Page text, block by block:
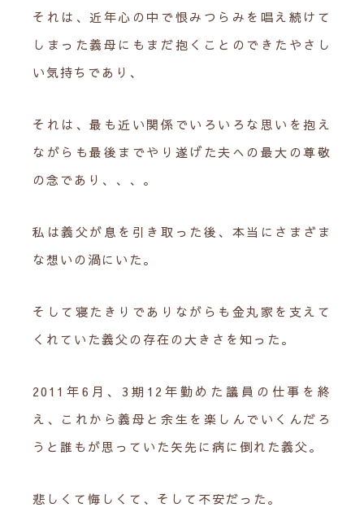
それは、近年心の中で恨みつらみを唱え続けて
しまった義母にもまだ抱くことのできたやさし
い気持ちであり、
それは、最も近い関係でいろいろな思いを抱え
ながらも最後までやり遂げた夫への最大の尊敬
の念であり、、、。
私は義父が息を引き取った後、本当にさまざま
な想いの渦にいた。
そして寝たきりでありながらも金丸家を支えて
くれていた義父の存在の大きさを知った。
2011年6月、3期12年勤めた議員の仕事を終
え、これから義母と余生を楽しんでいくんだろ
うと誰もが思っていた矢先に病に倒れた義父。
悲しくて悔しくて、そして不安だった。